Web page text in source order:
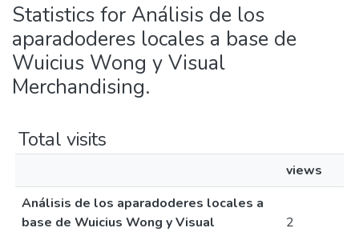
Statistics for Análisis de los
aparadoderes locales a base de
Wuicius Wong y Visual
Merchandising.
Total visits
views
Análisis de los aparadoderes locales a
base de Wuicius Wong y Visual
2